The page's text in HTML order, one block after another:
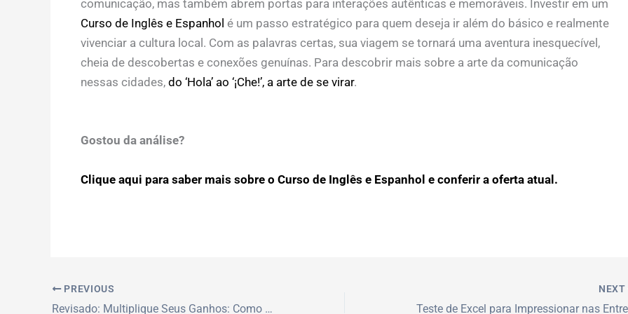
comunicação, mas também abrem portas para interações autênticas e memoráveis. Investir em um
Curso de Inglês e Espanhol é um passo estratégico para quem deseja ir além do básico e realmente
vivenciar a cultura local. Com as palavras certas, sua viagem se tornará uma aventura inesquecível,
cheia de descobertas e conexões genuínas. Para descobrir mais sobre a arte da comunicação
nessas cidades, do ‘Hola’ ao ‘¡Che!’, a arte de se virar.
Gostou da análise?
Clique aqui para saber mais sobre o Curso de Inglês e Espanhol e conferir a oferta atual.
PREVIOUS
Revisado: Multiplique Seus Ganhos: Como Calcular o Preço de Venda do Bolo Caseiro Planilha com Precisão
NEXT